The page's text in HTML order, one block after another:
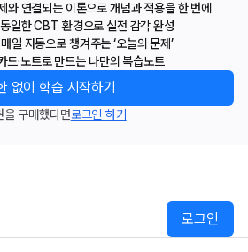
연결되는 이론으로 개념과 적용을 한 번에
일한 CBT 환경으로 실전 감각 완성
일 자동으로 챙겨주는 ‘오늘의 문제’
드·노트로 만드는 나만의 복습노트
없이 학습 시작하기
을 구매했다면로그인 하기
로그인